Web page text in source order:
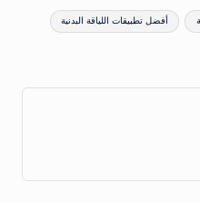
أفضل تطبيقات اللياقة البدنية